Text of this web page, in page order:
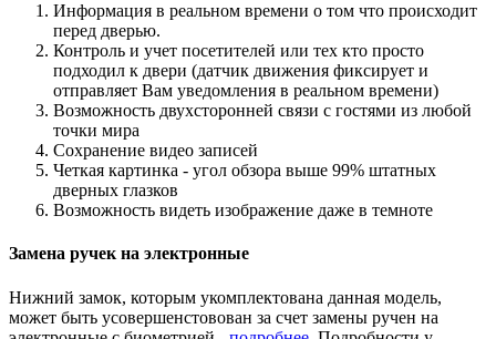
Информация в реальном времени о том что происходит
перед дверью.
Контроль и учет посетителей или тех кто просто
подходил к двери (датчик движения фиксирует и
отправляет Вам уведомления в реальном времени)
Возможность двухсторонней связи с гостями из любой
точки мира
Сохранение видео записей
Четкая картинка - угол обзора выше 99% штатных
дверных глазков
Возможность видеть изображение даже в темноте
Замена ручек на электронные
Нижний замок, которым укомплектована данная модель,
может быть усовершенстовован за счет замены ручен на